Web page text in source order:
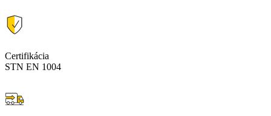
Certifikácia
STN EN 1004